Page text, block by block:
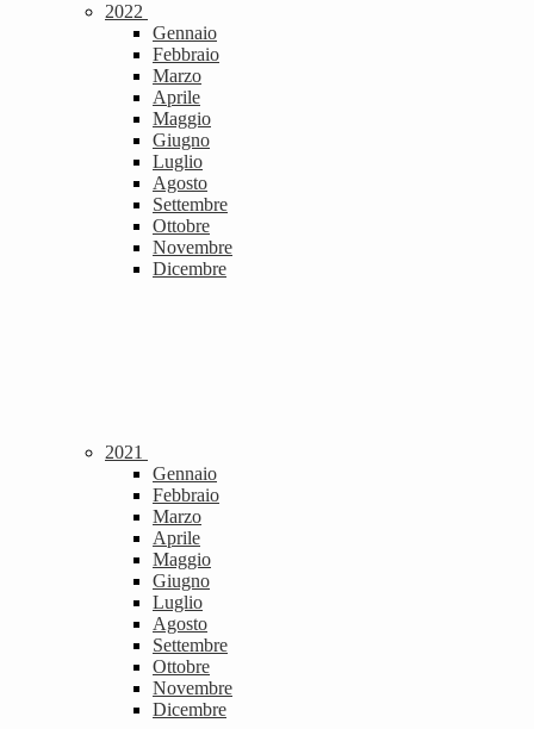
2022
Gennaio
Febbraio
Marzo
Aprile
Maggio
Giugno
Luglio
Agosto
Settembre
Ottobre
Novembre
Dicembre
2021
Gennaio
Febbraio
Marzo
Aprile
Maggio
Giugno
Luglio
Agosto
Settembre
Ottobre
Novembre
Dicembre